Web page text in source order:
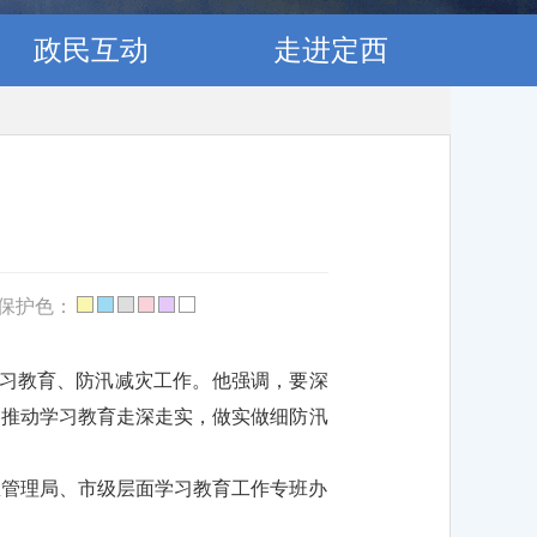
政民互动 走进定西
护色：
教育、防汛减灾工作。他强调，要深
动学习教育走深走实，做实做细防汛
理局、市级层面学习教育工作专班办